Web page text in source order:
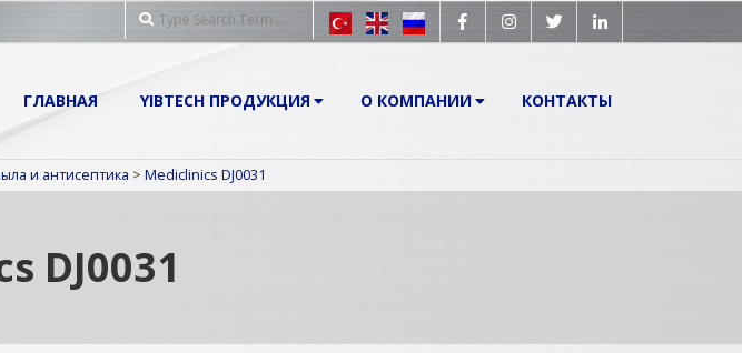
Search
ГЛАВНАЯ YIBTECH ПРОДУКЦИЯ О КОМПАНИИ КОНТАКТЫ
и антисептика > Mediclinics DJ0031
DJ0031